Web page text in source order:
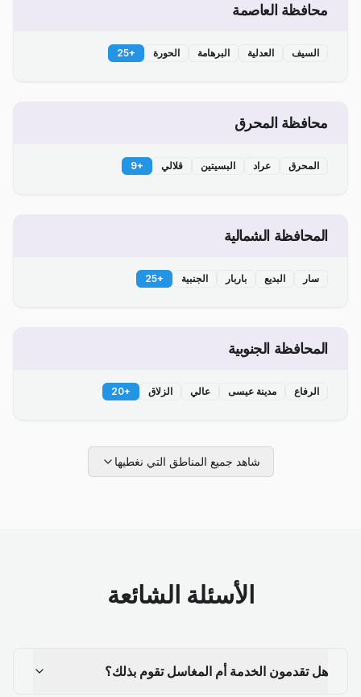
محافظة العاصمة
السيف العدلية البرهامة الحورة +
25
محافظة المحرق
المحرق عراد البسيتين قلالي +
9
المحافظة الشمالية
سار البديع باربار الجنبية +
25
المحافظة الجنوبية
الرفاع مدينة عيسى عالي الزلاق +
20
شاهد جميع المناطق التي نغطيها
الأسئلة الشائعة
هل تقدمون الخدمة أم المغاسل تقوم بذلك؟